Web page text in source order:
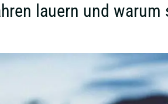
lauern und